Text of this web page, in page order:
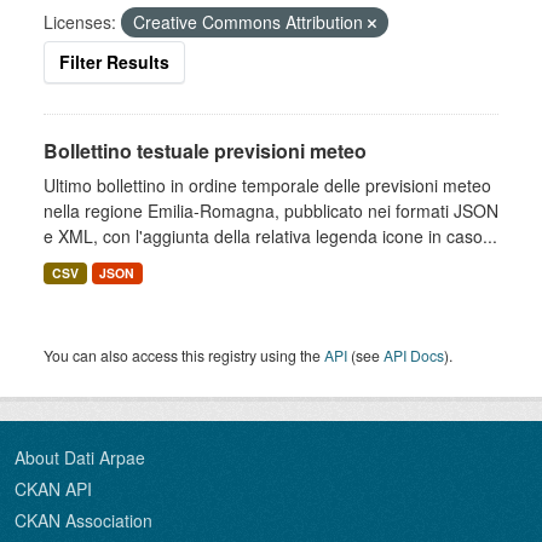
Licenses:
Creative Commons Attribution
Filter Results
Bollettino testuale previsioni meteo
Ultimo bollettino in ordine temporale delle previsioni meteo
nella regione Emilia-Romagna, pubblicato nei formati JSON
e XML, con l'aggiunta della relativa legenda icone in caso...
CSV JSON
You can also access this registry using theAPI (seeAPI Docs).
About Dati Arpae
CKAN API
CKAN Association